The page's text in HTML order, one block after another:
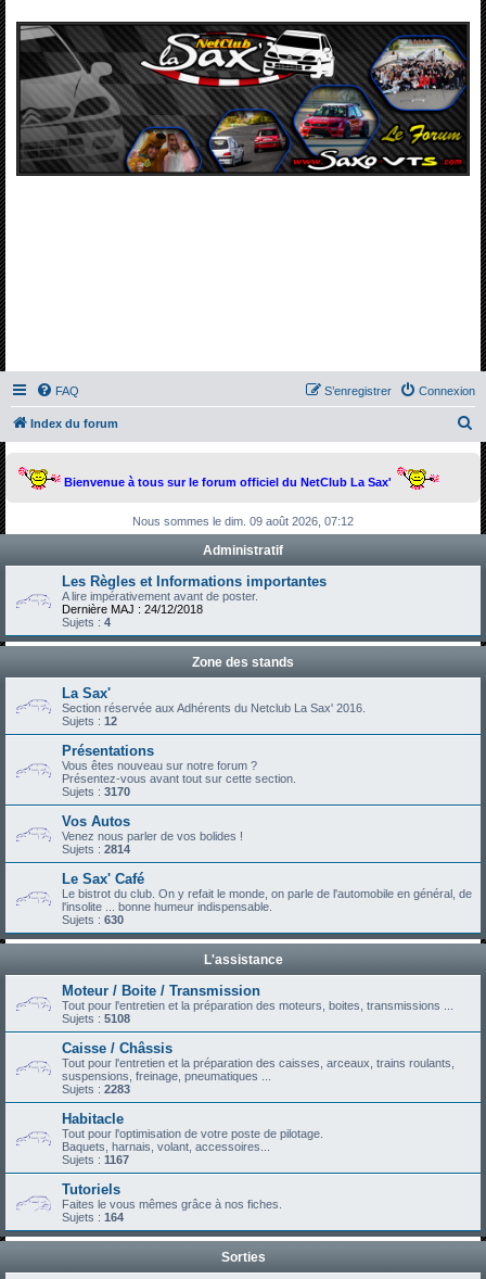
FAQ Connexion
S’enregistrer
Index du forum
Bienvenue à tous sur le forum officiel du NetClub La Sax'
Nous sommes le dim. 09 août 2026, 07:12
Administratif
Les Règles et Informations importantes
A lire impérativement avant de poster.
Dernière MAJ : 24/12/2018
Sujets : 4
Zone des stands
La Sax'
Section réservée aux Adhérents du Netclub La Sax' 2016.
Sujets : 12
Présentations
Vous êtes nouveau sur notre forum ?
Présentez-vous avant tout sur cette section.
Sujets : 3170
Vos Autos
Venez nous parler de vos bolides !
Sujets : 2814
Le Sax' Café
Le bistrot du club. On y refait le monde, on parle de l'automobile en général, de
l'insolite ... bonne humeur indispensable.
Sujets : 630
L'assistance
Moteur / Boite / Transmission
Tout pour l'entretien et la préparation des moteurs, boites, transmissions ...
Sujets : 5108
Caisse / Châssis
Tout pour l'entretien et la préparation des caisses, arceaux, trains roulants,
suspensions, freinage, pneumatiques ...
Sujets : 2283
Habitacle
Tout pour l'optimisation de votre poste de pilotage.
Baquets, harnais, volant, accessoires...
Sujets : 1167
Tutoriels
Faites le vous mêmes grâce à nos fiches.
Sujets : 164
Sorties